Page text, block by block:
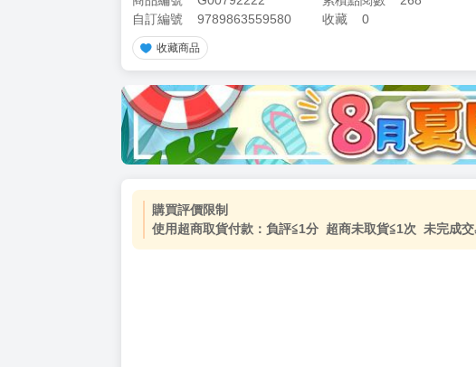
自訂編號
9789863559580 收藏 0
收藏商品
加價購 ( 共
(加購品) 買動漫★《$15元-加固紙箱包裝》